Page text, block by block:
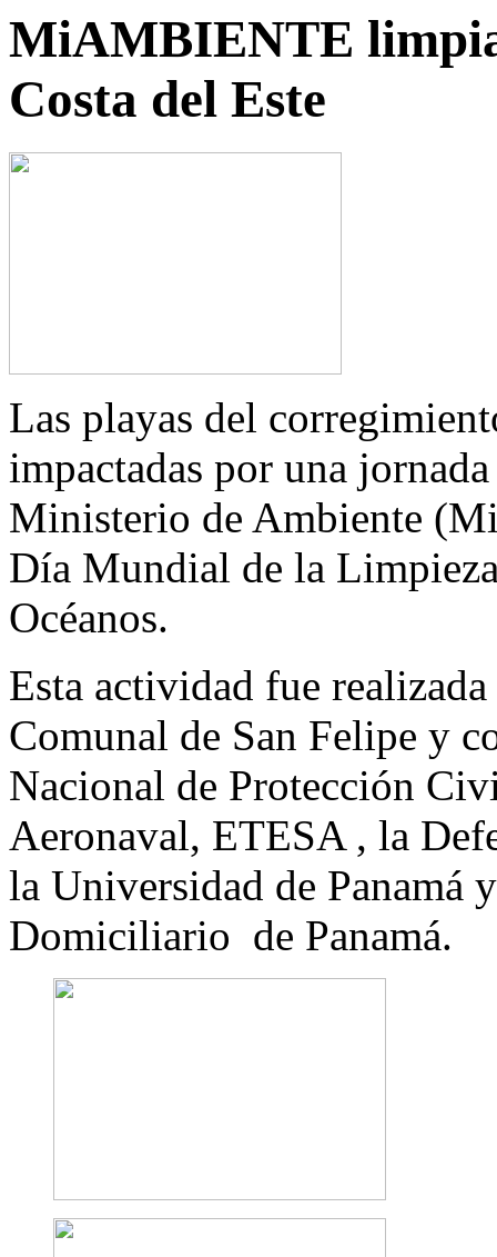
MiAMBIENTE
Costa del Este
Las playas del
impactadas por una
Ministerio de Ambiente
Día Mundial de la
Océanos.
Esta actividad fue
Comunal de San Felipe y
Nacional de Protección
Aeronaval, ETESA , la
la Universidad de Panamá
Domiciliario de Panamá.